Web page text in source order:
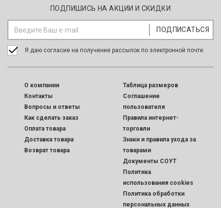
ПОДПИШИСЬ НА АКЦИИ И СКИДКИ
Я даю согласие на получение рассылок по электронной почте.
O компании
Контакты
Вопросы и ответы
Как сделать заказ
Оплата товара
Доставка товара
Возврат товара
Таблица размеров
Соглашение
пользователя
Правила интернет-
торговли
Знаки и правила ухода за
товарами
Документы СОУТ
Политика
использования cookies
Политика обработки
персональных данных